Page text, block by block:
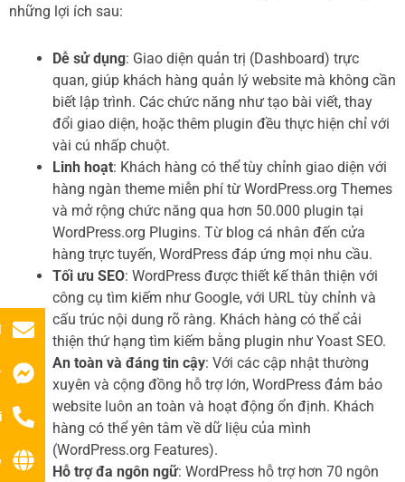
những lợi ích sau:
Dễ sử dụng: Giao diện quản trị (Dashboard) trực
quan, giúp khách hàng quản lý website mà không cần
biết lập trình. Các chức năng như tạo bài viết, thay
đổi giao diện, hoặc thêm plugin đều thực hiện chỉ với
vài cú nhấp chuột.
Linh hoạt: Khách hàng có thể tùy chỉnh giao diện với
hàng ngàn theme miễn phí từ WordPress.org Themes
và mở rộng chức năng qua hơn 50.000 plugin tại
WordPress.org Plugins. Từ blog cá nhân đến cửa
hàng trực tuyến, WordPress đáp ứng mọi nhu cầu.
Tối ưu SEO: WordPress được thiết kế thân thiện với
công cụ tìm kiếm như Google, với URL tùy chỉnh và
cấu trúc nội dung rõ ràng. Khách hàng có thể cải
thiện thứ hạng tìm kiếm bằng plugin như Yoast SEO.
An toàn và đáng tin cậy: Với các cập nhật thường
xuyên và cộng đồng hỗ trợ lớn, WordPress đảm bảo
website luôn an toàn và hoạt động ổn định. Khách
hàng có thể yên tâm về dữ liệu của mình
(WordPress.org Features).
Hỗ trợ đa ngôn ngữ: WordPress hỗ trợ hơn 70 ngôn